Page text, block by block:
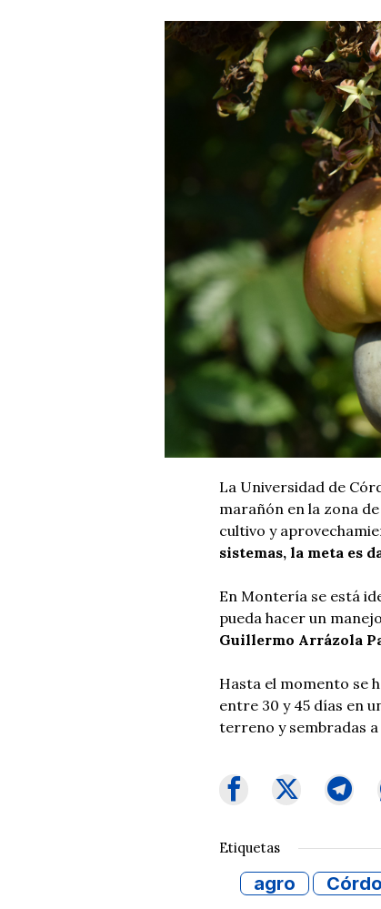
La Universidad de
marañón en la zona
cultivo y
sistemas, la meta es
En Montería se está
pueda hacer un
Guillermo Arrázola
Hasta el momento se
entre 30 y 45 días en
terreno y sembradas
Etiquetas
agro